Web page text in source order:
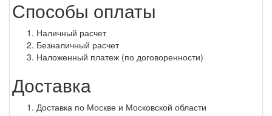
Способы оплаты
Наличный расчет
Безналичный расчет
Наложенный платеж (по договоренности)
Доставка
Доставка по Москве и Московской области